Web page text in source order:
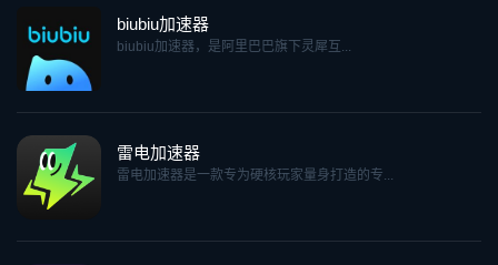
biubiu加速器
biubiu加速器，是阿里巴巴旗下灵犀互...
雷电加速器
雷电加速器是一款专为硬核玩家量身打造的专...